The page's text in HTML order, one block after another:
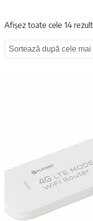
Afișez toate cele 14